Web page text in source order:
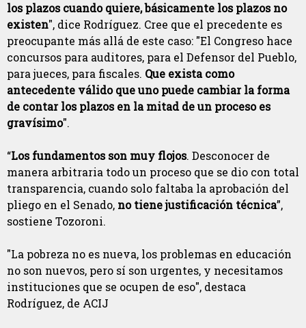
los plazos cuando quiere, básicamente los plazos no
existen", dice Rodríguez. Cree que el precedente es
preocupante más allá de este caso: "El Congreso hace
concursos para auditores, para el Defensor del Pueblo,
para jueces, para fiscales. Que exista como
antecedente válido que uno puede cambiar la forma
de contar los plazos en la mitad de un proceso es
gravísimo".
“Los fundamentos son muy flojos. Desconocer de
manera arbitraria todo un proceso que se dio con total
transparencia, cuando solo faltaba la aprobación del
pliego en el Senado, no tiene justificación técnica”,
sostiene Tozoroni.
"La pobreza no es nueva, los problemas en educación
no son nuevos, pero sí son urgentes, y necesitamos
instituciones que se ocupen de eso", destaca
Rodríguez, de ACIJ